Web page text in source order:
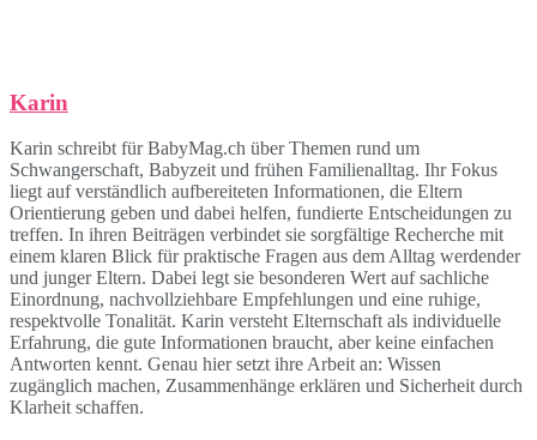
Karin
Karin schreibt für BabyMag.ch über Themen rund um
Schwangerschaft, Babyzeit und frühen Familienalltag. Ihr Fokus
liegt auf verständlich aufbereiteten Informationen, die Eltern
Orientierung geben und dabei helfen, fundierte Entscheidungen zu
treffen. In ihren Beiträgen verbindet sie sorgfältige Recherche mit
einem klaren Blick für praktische Fragen aus dem Alltag werdender
und junger Eltern. Dabei legt sie besonderen Wert auf sachliche
Einordnung, nachvollziehbare Empfehlungen und eine ruhige,
respektvolle Tonalität. Karin versteht Elternschaft als individuelle
Erfahrung, die gute Informationen braucht, aber keine einfachen
Antworten kennt. Genau hier setzt ihre Arbeit an: Wissen
zugänglich machen, Zusammenhänge erklären und Sicherheit durch
Klarheit schaffen.